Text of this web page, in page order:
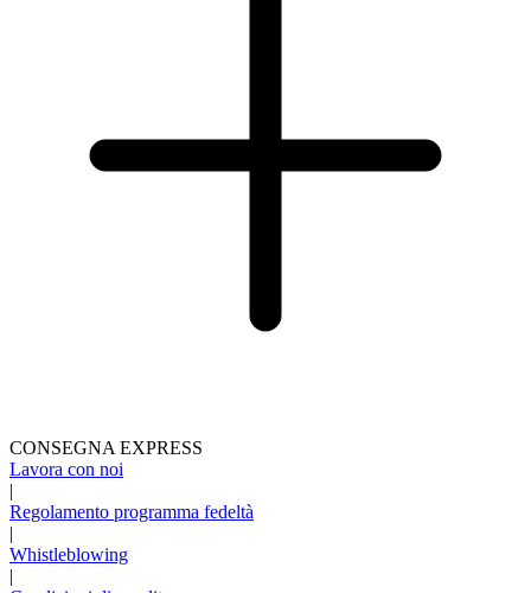
CONSEGNA EXPRESS
Lavora con noi
|
Regolamento programma fedeltà
|
Whistleblowing
|